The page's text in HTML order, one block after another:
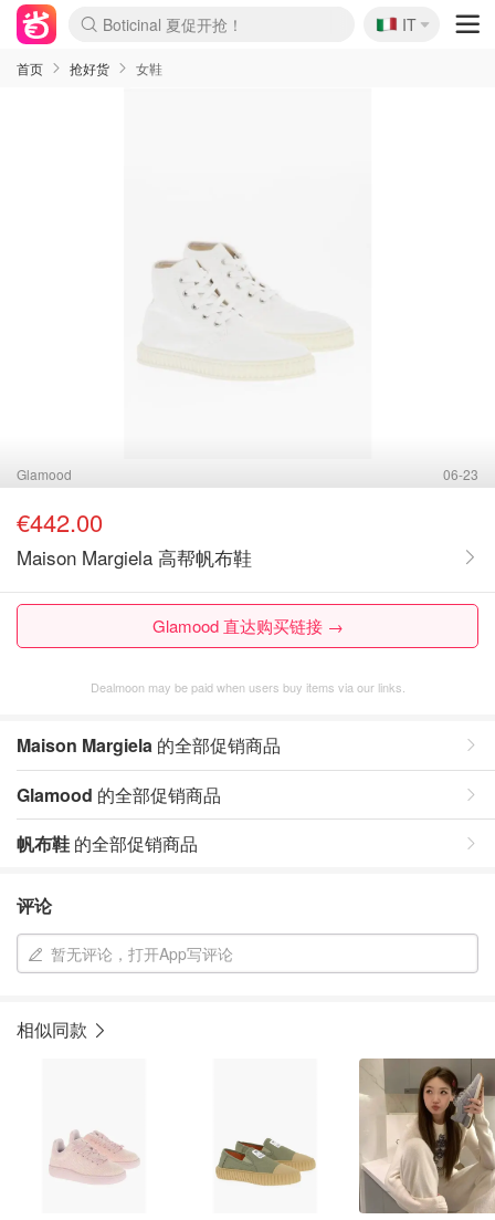
Boticinal 夏促开抢！
4折！lulu周四疯狂上新
速领！Stanley独家85折
Zalando 奥莱闪促！每日更新
🇮🇹
IT
首页 抢好货 女鞋
Glamood 06-23
€442.00
Maison Margiela 高帮帆布鞋
Glamood 直达购买链接 →
Dealmoon may be paid when users buy items via our links.
Maison Margiela 的全部促销商品
Glamood 的全部促销商品
帆布鞋 的全部促销商品
评论
暂无评论，打开App写评论
相似同款